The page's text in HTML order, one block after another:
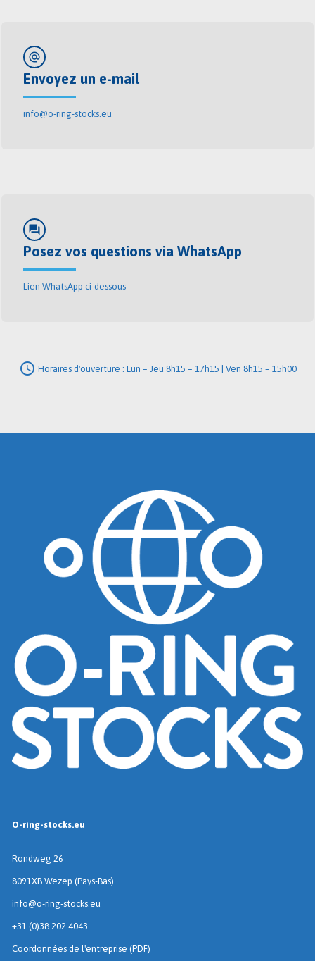
alternate_email
Envoyez un e-mail
info@o-ring-stocks.eu
forum
Posez vos questions via WhatsApp
Lien WhatsApp ci-dessous
schedule Horaires d'ouverture : Lun – Jeu 8h15 – 17h15 | Ven 8h15 – 15h00
O-ring-stocks.eu
Rondweg 26
8091XB Wezep (Pays-Bas)
info@o-ring-stocks.eu
+31 (0)38 202 4043
Coordonnées de l'entreprise (PDF)